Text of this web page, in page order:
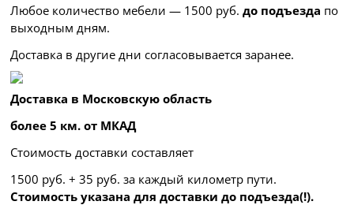
Любое количество мебели — 1500 руб. до подъезда по
выходным дням.
Доставка в другие дни согласовывается заранее.
Доставка в Московскую область
более 5 км. от МКАД
Стоимость доставки составляет
1500 руб. + 35 руб. за каждый километр пути.
Стоимость указана для доставки до подъезда(!).